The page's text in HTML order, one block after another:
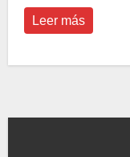
Leer más